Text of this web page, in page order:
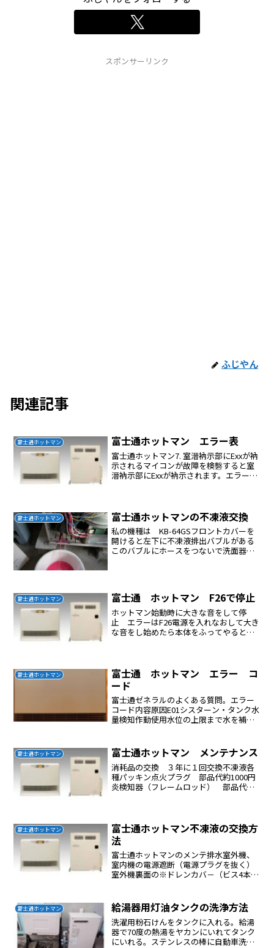
スポンサーリンク
ふじやん
関連記事
富士通ホットマン 富士通ホットマン エラー表
富士通ホットマン7. 室溍衲示部にExxが衲
示されるマイコンが故障を検礊すると室
溍衲示部にExxが衲示されます。エラーコ
震ゎ...
富士通ホットマン 富士通ホットマンの不凍液交換
私の機種は KB-64GSフロントカバーを
開けると左下に不凍液排出バブルがある
このバブルにホースをつないで洗面器に
富士通ホットマン 富士通 ホットマン F26で停止
ホットマン始動時に大きな音をして停
止 エラーはF26電源を入れなおして大き
な音をし始めたら本体をふってやると点
理することにした検索...
富士通ホットマン
富士通 ホットマン エラー コ
ード
富士通ゼネラルのよくある質問。エラー
コード内容原因E01シスターン・タンク水
量検知作動使用水位の上限まで水を補給
す。E03断火 / 油切れ着火タンクに油があ
るかを確認...
富士通ホットマン 富士通ホットマン メンテナンス
消耗品の交換 ３年に１回交換不凍液各
種パッキン点火プラグ 部品代約1000円
炎検知器（フレームロッド） 部品代約
富士通ホットマン
富士通ホットマン不凍液の交換方
法
富士通ホットマンのメンテ排水室外機、
室内機の電源遮断（電源プラグを抜く）
室外機裏面の※ドレンカバ－（ビス4本）
し排水をする外機の設置状態によりドレ
ンカバ－が開けられな...
富士通ホットマン 給湯器用灯油タンクの洗浄方法
洗濯用粉石けんをタンクに入れる。給湯
器で70度の熱湯をヤカンにいれてタンク
にいれる。ステンレスの棒に自動車洗浄